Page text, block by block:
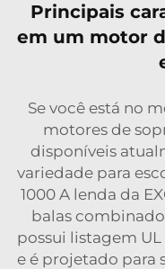
Principais
em um motor
Se você está no
motores de
disponíveis
variedade para
1000 A lenda da
balas
possui listagem
e é projetado para